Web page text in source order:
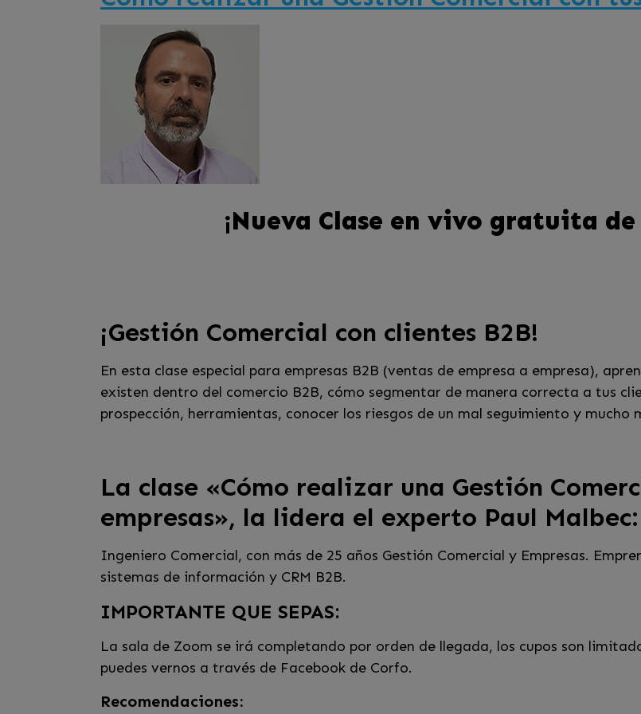
¡Nueva Clase en vivo gratuita
¡Gestión Comercial con clientes B2B!
En esta clase especial para empresas B2B (ventas de empresa a empresa),
existen dentro del comercio B2B, cómo segmentar de manera correcta a tus
prospección, herramientas, conocer los riesgos de un mal seguimiento y mucho
La clase «Cómo realizar una Gestión
empresas», la lidera el experto Paul Malbec:
Ingeniero Comercial, con más de 25 años Gestión Comercial y Empresas.
sistemas de información y CRM B2B.
IMPORTANTE QUE SEPAS:
La sala de Zoom se irá completando por orden de llegada, los cupos son
puedes vernos a través de Facebook de Corfo.
Recomendaciones: